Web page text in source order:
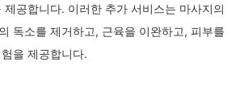
공합니다. 이러한 추가 서비스는 마사지의
독소를 제거하고, 근육을 이완하고, 피부를
을 제공합니다.